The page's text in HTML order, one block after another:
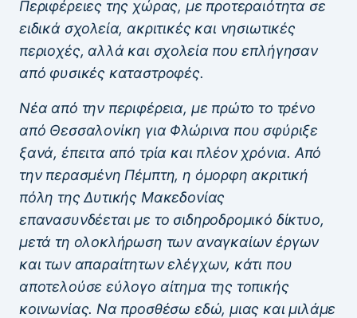
Περιφέρειες της χώρας, με προτεραιότητα σε
ειδικά σχολεία, ακριτικές και νησιωτικές
περιοχές, αλλά και σχολεία που επλήγησαν
από φυσικές καταστροφές.
Νέα από την περιφέρεια, με πρώτο το τρένο
από Θεσσαλονίκη για Φλώρινα που σφύριξε
ξανά, έπειτα από τρία και πλέον χρόνια. Από
την περασμένη Πέμπτη, η όμορφη ακριτική
πόλη της Δυτικής Μακεδονίας
επανασυνδέεται με το σιδηροδρομικό δίκτυο,
μετά τη ολοκλήρωση των αναγκαίων έργων
και των απαραίτητων ελέγχων, κάτι που
αποτελούσε εύλογο αίτημα της τοπικής
κοινωνίας. Να προσθέσω εδώ, μιας και μιλάμε